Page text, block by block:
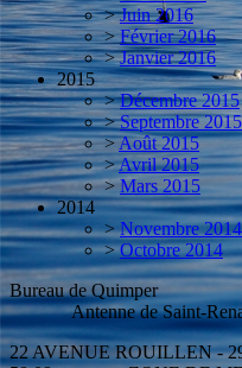
> Juin 2016
> Février 2016
> Janvier 2016
2015
> Décembre 2015
> Septembre 2015
>Août 2015
>Avril 2015
> Mars 2015
2014
> Novembre 2014
> Octobre 2014
Bureau
Antenne de Saint-
22 AVENUE ROUILLEN -